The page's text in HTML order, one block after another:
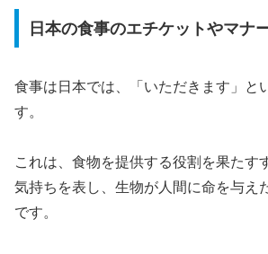
日本の食事のエチケットやマナ
食事は日本では、「いただきます」と
す。
これは、食物を提供する役割を果たす
気持ちを表し、生物が人間に命を与え
です。